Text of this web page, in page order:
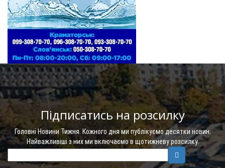
Підписатись на розсилку
Головні Новини Тижня. Кожного дня ми публікуємо десятки новин.
Найважливіші з них ми включаємо в щотижневу розсилку.